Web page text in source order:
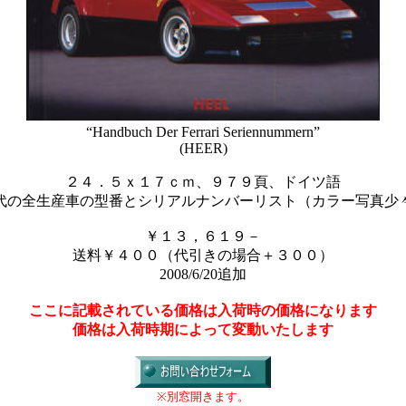
“Handbuch Der Ferrari Seriennummern”
(HEER)
２４．５ｘ１７ｃｍ、９７９頁、ドイツ語
の全生産車の型番とシリアルナンバーリスト（カラー写真少
￥１３，６１９－
送料￥４００（代引きの場合＋３００）
2008/6/20追加
ここに記載されている価格は入荷時の価格になります
価格は入荷時期によって変動いたします
※別窓開きます。